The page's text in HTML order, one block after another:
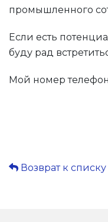
промышленного
Если есть
буду рад
Мой номер
Возврат к списку